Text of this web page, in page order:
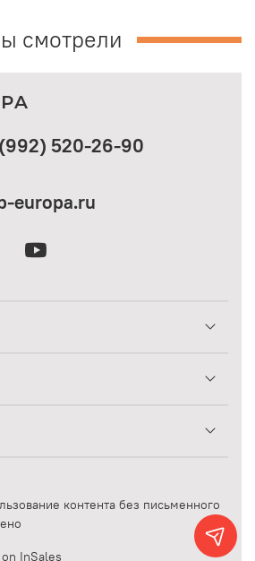
смотрели
+7 (992) 520-26-90
europa.ru
контента без письменного
InSales